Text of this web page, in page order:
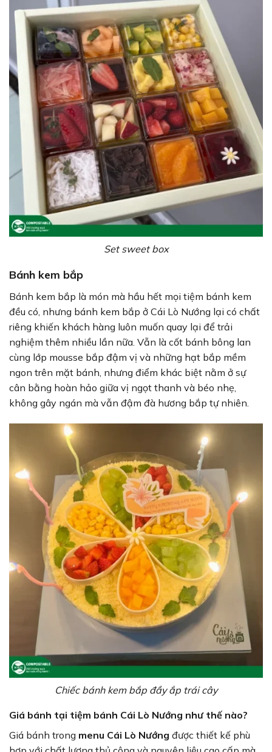
Set sweet box
Bánh kem bắp
Bánh kem bắp là món mà hầu hết mọi tiệm bánh kem
đều có, nhưng bánh kem bắp ở Cái Lò Nướng lại có chất
riêng khiến khách hàng luôn muốn quay lại để trải
nghiệm thêm nhiều lần nữa. Vẫn là cốt bánh bông lan
cùng lớp mousse bắp đậm vị và những hạt bắp mềm
ngon trên mặt bánh, nhưng điểm khác biệt nằm ở sự
cân bằng hoàn hảo giữa vị ngọt thanh và béo nhẹ,
không gây ngán mà vẫn đậm đà hương bắp tự nhiên.
Chiếc bánh kem bắp đầy ắp trái cây
Giá bánh tại tiệm bánh Cái Lò Nướng như thế nào?
Giá bánh trong menu Cái Lò Nướng được thiết kế phù